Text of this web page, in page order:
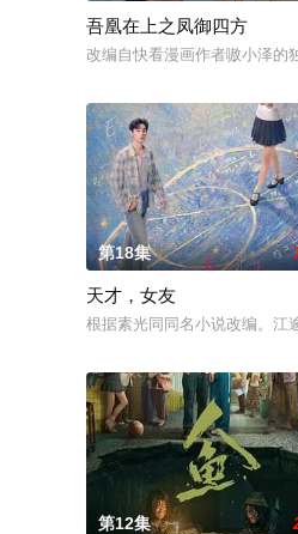
吾凰在上之凤御四方
改编自快看漫画作者嗷小泽的
第18集
天才，女友
根据素光同同名小说改编。江
第12集